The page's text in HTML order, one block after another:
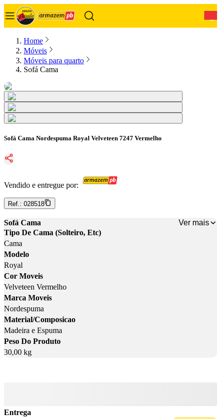
Home
Móveis
Móveis para quarto
Sofá Cama
Sofá Cama Nordespuma Royal Velveteen 7247 Vermelho
Vendido e entregue por:
Ref.: 028518
Sofá Cama
Ver mais
Tipo De Cama (Solteiro, Etc)
Cama
Modelo
Royal
Cor Moveis
Velveteen Vermelho
Marca Moveis
Nordespuma
Material/Composicao
Madeira e Espuma
Peso Do Produto
30,00 kg
Entrega